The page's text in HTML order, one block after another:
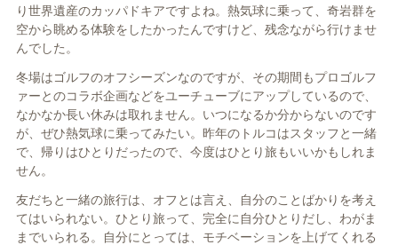
り世界遺産のカッパドキアですよね。熱気球に乗って、奇岩群を
空から眺める体験をしたかったんですけど、残念ながら行けませ
んでした。
冬場はゴルフのオフシーズンなのですが、その期間もプロゴルフ
ァーとのコラボ企画などをユーチューブにアップしているので、
なかなか長い休みは取れません。いつになるか分からないのです
が、ぜひ熱気球に乗ってみたい。昨年のトルコはスタッフと一緒
で、帰りはひとりだったので、今度はひとり旅もいいかもしれま
せん。
友だちと一緒の旅行は、オフとは言え、自分のことばかりを考え
てはいられない。ひとり旅って、完全に自分ひとりだし、わがま
までいられる。自分にとっては、モチベーションを上げてくれる